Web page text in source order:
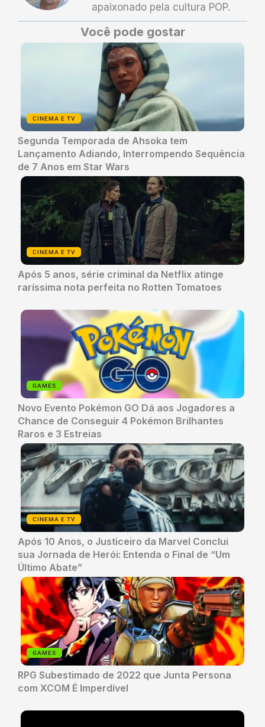
apaixonado pela cultura POP.
Você pode gostar
CINEMA E TV
Segunda Temporada de Ahsoka tem
Lançamento Adiando, Interrompendo Sequência
de 7 Anos em Star Wars
CINEMA E TV
Após 5 anos, série criminal da Netflix atinge
raríssima nota perfeita no Rotten Tomatoes
GAMES
Novo Evento Pokémon GO Dá aos Jogadores a
Chance de Conseguir 4 Pokémon Brilhantes
Raros e 3 Estreias
CINEMA E TV
Após 10 Anos, o Justiceiro da Marvel Conclui
sua Jornada de Herói: Entenda o Final de “Um
Último Abate”
GAMES
RPG Subestimado de 2022 que Junta Persona
com XCOM É Imperdível